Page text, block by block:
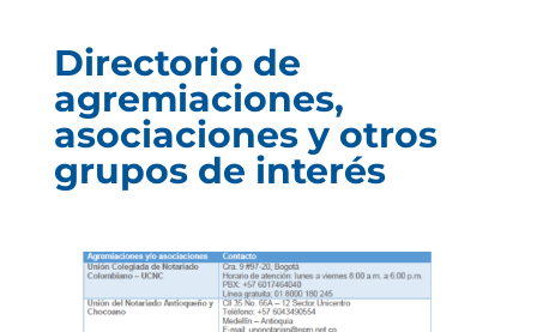
Directorio de
agremiaciones,
asociaciones y otros
grupos de interés